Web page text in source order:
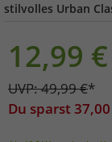
stilvolles Urban
12,99 €
UVP:49,99€*
Du sparst 37,00